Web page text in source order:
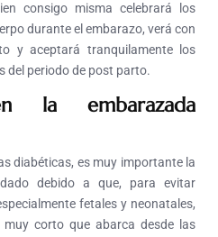
consigo misma celebrará los
durante el embarazo, verá con
y aceptará tranquilamente los
del periodo de post parto.
la embarazada
diabéticas, es muy importante la
debido a que, para evitar
fetales y neonatales,
corto que abarca desde las